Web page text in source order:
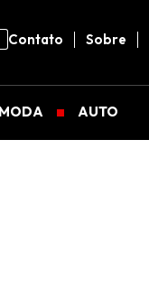
Contato Sobre
MODA AUTO